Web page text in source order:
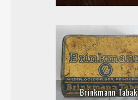
Brinkmann Tabak